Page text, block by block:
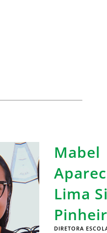
Mabel
Lima
DIRETORA